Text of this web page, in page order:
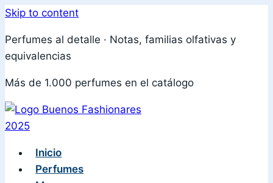
Skip to content
Perfumes al detalle · Notas, familias olfativas y
equivalencias
Más de 1.000 perfumes en el catálogo
Inicio
Perfumes